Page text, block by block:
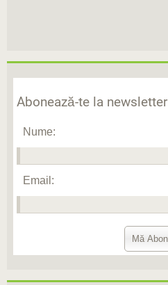
Abonează-te la newsletter
Nume:
Email: